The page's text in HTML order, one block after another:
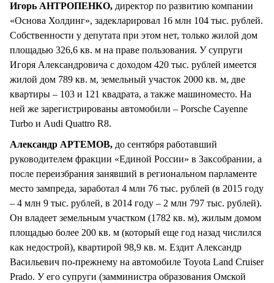
Игорь АНТРОПЕНКО, директор по развитию компании
«Основа Холдинг», задекларировал 16 млн 104 тыс. рублей.
Собственности у депутата при этом нет, только жилой дом
площадью 326,6 кв. м на праве пользования. У супруги
Игоря Александровича с доходом 420 тыс. рублей имеется
жилой дом 789 кв. м, земельный участок 2000 кв. м, две
квартиры – 103 и 121 квадрата, а также машиноместо. На
ней же зарегистрированы автомобили – Porsche Cayenne
Turbo и Audi Quattro R8.
Александр АРТЕМОВ, до сентября работавший
руководителем фракции «Единой России» в Заксобрании, а
после переизбрания занявший в региональном парламенте
место зампреда, заработал 4 млн 76 тыс. рублей (в 2015 году
– 4 млн 9 тыс. рублей, в 2014 году – 2 млн 797 тыс. рублей).
Он владеет земельным участком (1782 кв. м), жилым домом
площадью более 200 кв. м (который еще год назад числился
как недострой), квартирой 98,9 кв. м. Ездит Александр
Васильевич по-прежнему на автомобиле Toyota Land Cruiser
Prado. У его супруги (замминистра образования Омской